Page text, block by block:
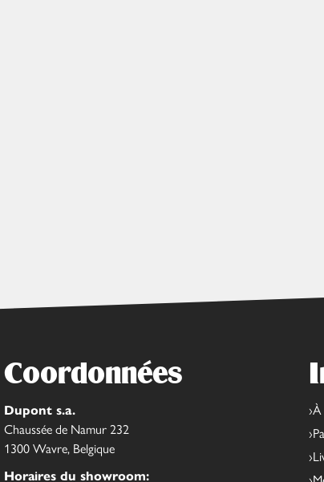
Coordonnées
Dupont s.a.
Chaussée de Namur 232
1300 Wavre, Belgique
Horaires du showroom:
À